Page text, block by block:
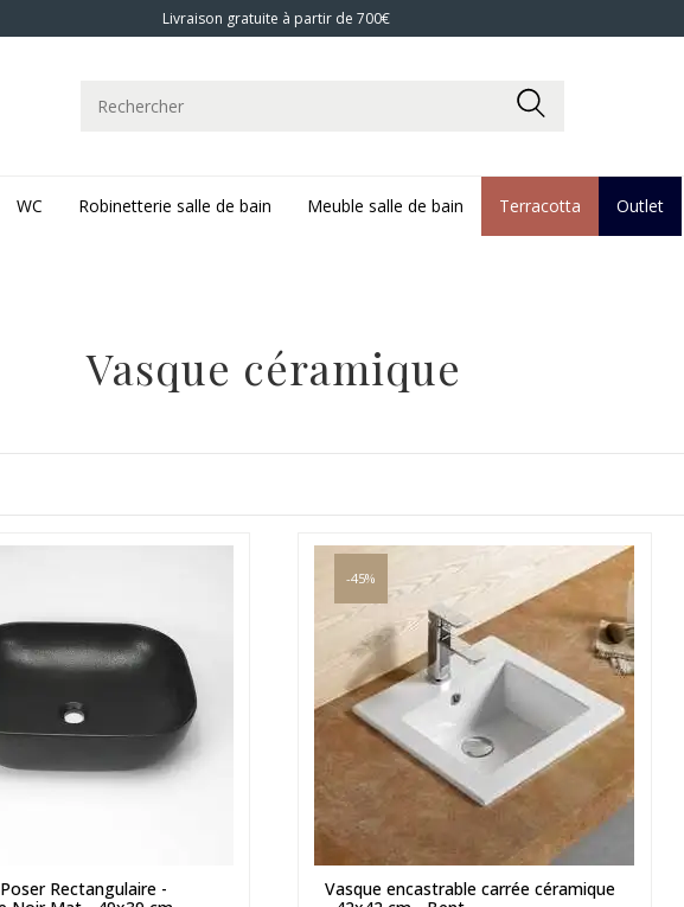
Livraison gratuite à partir de 700€
WC Robinetterie salle de bain Meuble salle de bain Terracotta Outlet
Vasque céramique
Rectangulaire -
-45%
Vasque encastrable carrée céramique